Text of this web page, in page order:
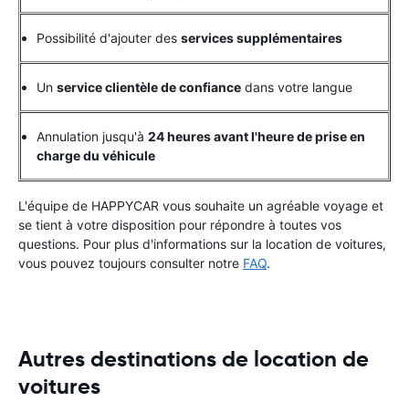
Possibilité d'ajouter des services supplémentaires
Un service clientèle de confiance dans votre langue
Annulation jusqu'à 24 heures avant l'heure de prise en
charge du véhicule
L'équipe de HAPPYCAR vous souhaite un agréable voyage et
se tient à votre disposition pour répondre à toutes vos
questions. Pour plus d'informations sur la location de voitures,
vous pouvez toujours consulter notre FAQ.
Autres destinations de location de
voitures